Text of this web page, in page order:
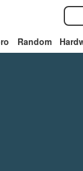
Random